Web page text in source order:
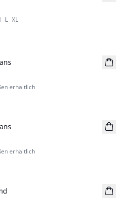
L XL
erhältlich
erhältlich